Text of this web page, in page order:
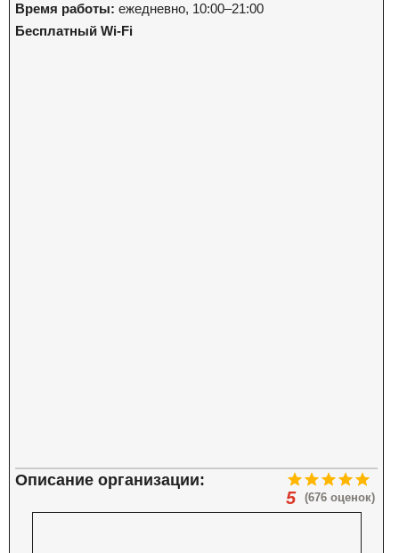
Время работы: ежедневно, 10:00–21:00
Бесплатный Wi-Fi
(676 оценок)
5
Описание организации: